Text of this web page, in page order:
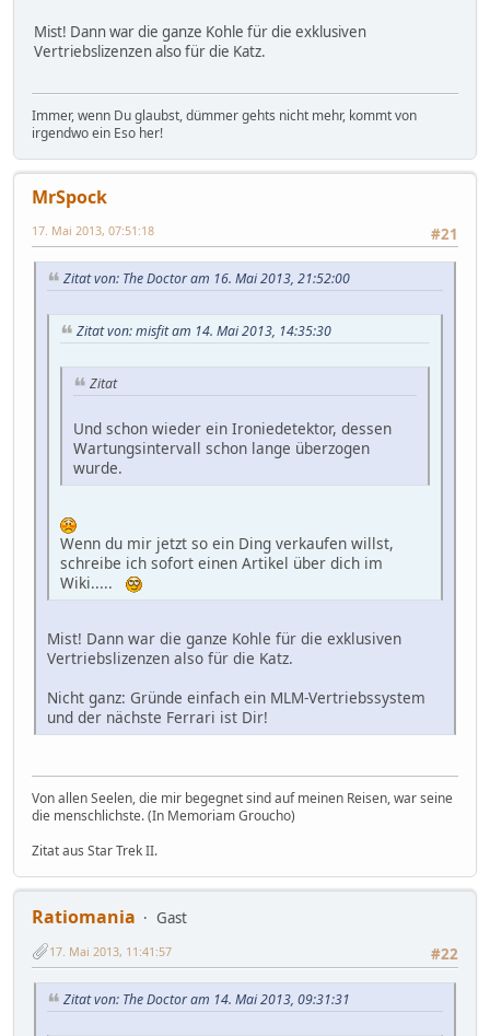
Mist! Dann war die ganze Kohle für die exklusiven
Vertriebslizenzen also für die Katz.
Immer, wenn Du glaubst, dümmer gehts nicht mehr, kommt von
irgendwo ein Eso her!
MrSpock
#21
17. Mai 2013, 07:51:18
Zitat von: The Doctor am 16. Mai 2013, 21:52:00
Zitat von: misfit am 14. Mai 2013, 14:35:30
Zitat
Und schon wieder ein Ironiedetektor, dessen
Wartungsintervall schon lange überzogen
wurde.
Wenn du mir jetzt so ein Ding verkaufen willst,
schreibe ich sofort einen Artikel über dich im
Wiki.....
Mist! Dann war die ganze Kohle für die exklusiven
Vertriebslizenzen also für die Katz.
Nicht ganz: Gründe einfach ein MLM-Vertriebssystem
und der nächste Ferrari ist Dir!
Von allen Seelen, die mir begegnet sind auf meinen Reisen, war seine
die menschlichste. (In Memoriam Groucho)
Zitat aus Star Trek II.
Ratiomania
Gast
#22
17. Mai 2013, 11:41:57
Zitat von: The Doctor am 14. Mai 2013, 09:31:31